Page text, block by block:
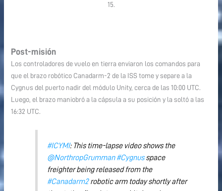
15.
Post-misión
Los controladores de vuelo en tierra enviaron los comandos para
que el brazo robótico Canadarm-2 de la ISS tome y separe a la
Cygnus del puerto nadir del módulo Unity, cerca de las 10:00 UTC.
Luego, el brazo maniobró a la cápsula a su posición y la soltó a las
16:32 UTC.
#ICYMI: This time-lapse video shows the
@NorthropGrumman #Cygnusspace
freighter being released from the
#Canadarm2robotic arm today shortly after